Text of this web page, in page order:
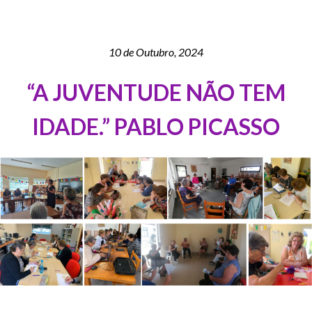
10 de Outubro, 2024
“A JUVENTUDE NÃO TEM
IDADE.” PABLO PICASSO